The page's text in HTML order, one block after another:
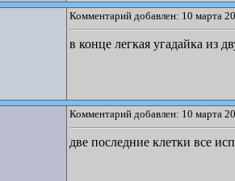
Комментарий добавлен: 10 марта
в конце легкая угадайка из
Комментарий добавлен: 10 марта
две последние клетки все